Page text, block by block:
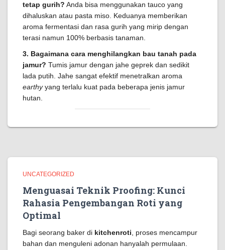
tetap gurih? Anda bisa menggunakan tauco yang
dihaluskan atau pasta miso. Keduanya memberikan
aroma fermentasi dan rasa gurih yang mirip dengan
terasi namun 100% berbasis tanaman.
3. Bagaimana cara menghilangkan bau tanah pada
jamur? Tumis jamur dengan jahe geprek dan sedikit
lada putih. Jahe sangat efektif menetralkan aroma
earthyyang terlalu kuat pada beberapa jenis jamur
hutan.
UNCATEGORIZED
Menguasai Teknik Proofing: Kunci
Rahasia Pengembangan Roti yang
Optimal
Bagi seorang baker di kitchenroti , proses mencampur
bahan dan menguleni adonan hanyalah permulaan.